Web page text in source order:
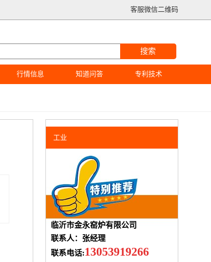
客服微信二维码
搜索
行情信息 知道问答 专利技术
工业
临沂市金永窑炉有限公司
联系人：张经理
联系电话:13053919266